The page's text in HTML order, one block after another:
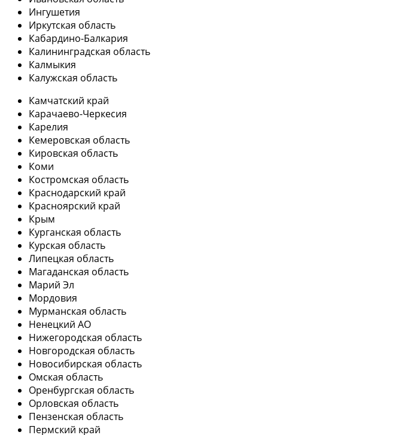
Ингушетия
Иркутская область
Кабардино-Балкария
Калининградская область
Калмыкия
Калужская область
Камчатский край
Карачаево-Черкесия
Карелия
Кемеровская область
Кировская область
Коми
Костромская область
Краснодарский край
Красноярский край
Крым
Курганская область
Курская область
Липецкая область
Магаданская область
Марий Эл
Мордовия
Мурманская область
Ненецкий АО
Нижегородская область
Новгородская область
Новосибирская область
Омская область
Оренбургская область
Орловская область
Пензенская область
Пермский край